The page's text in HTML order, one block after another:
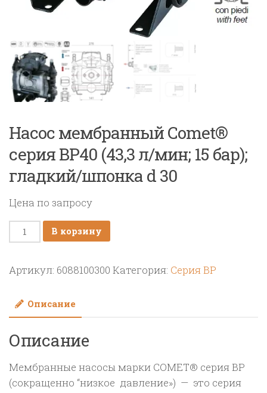
Насос мембранный Comet®
серия BP40 (43,3 л/мин; 15 бар);
гладкий/шпонка d 30
Цена по запросу
Количество
товара
мембранный
серия
BP40
(43,3
мин;
15
В корзину
Артикул: 6088100300 Категория: Cерия BP
Описание
Описание
Мембранные насосы марки COMET® серия BP
(сокращенно “низкое давление») — это серия